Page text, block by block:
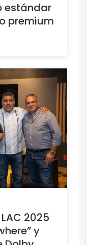
estándar
premium
2025
y